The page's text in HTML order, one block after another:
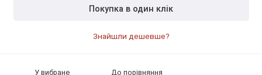
Покупка в один клік
Знайшли дешевше?
У вибране До порівняння